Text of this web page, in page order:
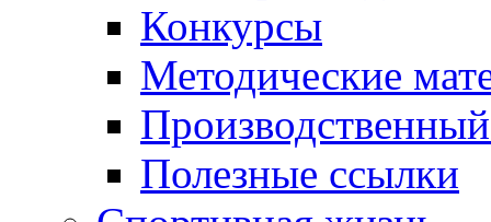
Конкурсы
Методические
Полезные ссылки